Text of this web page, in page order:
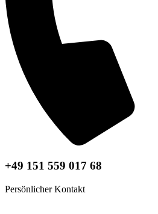
+49 151 559 017 68
Persönlicher Kontakt